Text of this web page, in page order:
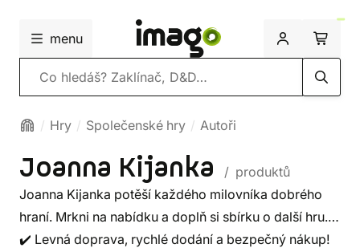
menu
Vyhledávání
Hry Společenské hry Autoři
Joanna Kijanka
/ produktů
Joanna Kijanka potěší každého milovníka dobrého
hraní. Mrkni na nabídku a doplň si sbírku o další hru.
✔️ Levná doprava, rychlé dodání a bezpečný nákup!